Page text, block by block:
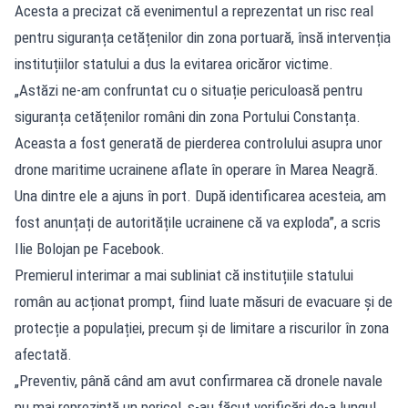
Acesta a precizat că evenimentul a reprezentat un risc real
pentru siguranța cetățenilor din zona portuară, însă intervenția
instituțiilor statului a dus la evitarea oricăror victime.
„Astăzi ne-am confruntat cu o situație periculoasă pentru
siguranța cetățenilor români din zona Portului Constanța.
Aceasta a fost generată de pierderea controlului asupra unor
drone maritime ucrainene aflate în operare în Marea Neagră.
Una dintre ele a ajuns în port. După identificarea acesteia, am
fost anunțați de autoritățile ucrainene că va exploda”, a scris
Ilie Bolojan pe Facebook.
Premierul interimar a mai subliniat că instituțiile statului
român au acționat prompt, fiind luate măsuri de evacuare și de
protecție a populației, precum și de limitare a riscurilor în zona
afectată.
„Preventiv, până când am avut confirmarea că dronele navale